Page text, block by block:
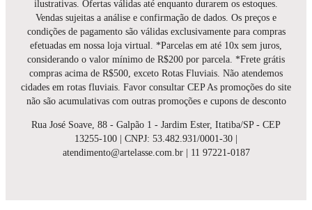
ilustrativas. Ofertas válidas até enquanto durarem os estoques.
Vendas sujeitas a análise e confirmação de dados. Os preços e
condições de pagamento são válidas exclusivamente para compras
efetuadas em nossa loja virtual. *Parcelas em até 10x sem juros,
considerando o valor mínimo de R$200 por parcela. *Frete grátis
compras acima de R$500, exceto Rotas Fluviais. Não atendemos
cidades em rotas fluviais. Favor consultar CEP As promoções do site
não são acumulativas com outras promoções e cupons de desconto
Rua José Soave, 88 - Galpão 1 - Jardim Ester, Itatiba/SP - CEP
13255-100 | CNPJ: 53.482.931/0001-30 |
atendimento@artelasse.com.br | 11 97221-0187